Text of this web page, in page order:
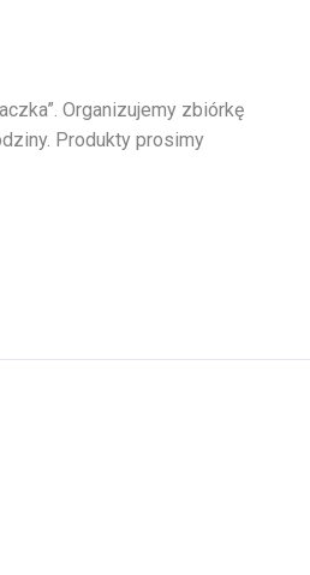
Organizujemy zbiórkę
Produkty prosimy